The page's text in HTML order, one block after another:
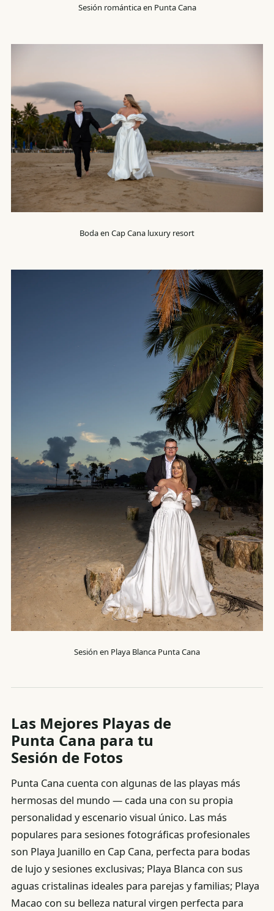
Sesión romántica en Punta Cana
Boda en Cap Cana luxury resort
Sesión en Playa Blanca Punta Cana
Las Mejores Playas de
Punta Cana para tu
Sesión de Fotos
Punta Cana cuenta con algunas de las playas más
hermosas del mundo — cada una con su propia
personalidad y escenario visual único. Las más
populares para sesiones fotográficas profesionales
son Playa Juanillo en Cap Cana, perfecta para bodas
de lujo y sesiones exclusivas; Playa Blanca con sus
aguas cristalinas ideales para parejas y familias; Playa
Macao con su belleza natural virgen perfecta para